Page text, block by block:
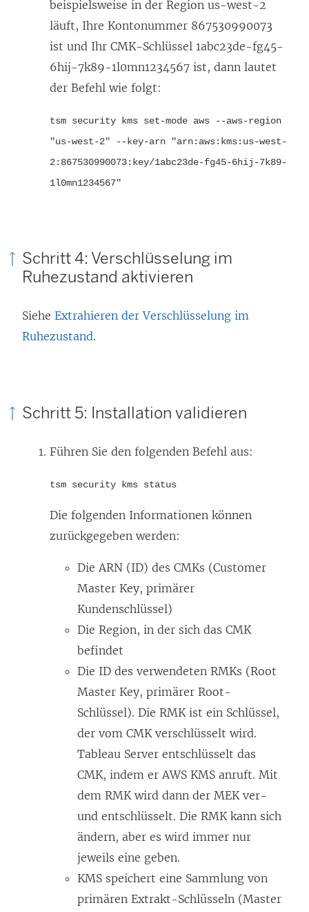
t
e
r
g
f
f
n
beispielsweise in der Region us-west-2
läuft, Ihre Kontonummer 867530990073
ist und Ihr CMK-Schlüssel 1abc23de-fg45-
6hij-7k89-1l0mn1234567 ist, dann lautet
der Befehl wie folgt:
tsm security kms set-mode aws --aws-region
"us-west-2" --key-arn "arn:aws:kms:us-west-
2:867530990073:key/1abc23de-fg45-6hij-7k89-
1l0mn1234567"
Schritt 4: Verschlüsselung im
Ruhezustand aktivieren
Siehe Extrahieren der Verschlüsselung im
Ruhezustand.
Schritt 5: Installation validieren
Führen Sie den folgenden Befehl aus:
tsm security kms status
Die folgenden Informationen können
zurückgegeben werden:
Die ARN (ID) des CMKs (Customer
Master Key, primärer
Kundenschlüssel)
Die Region, in der sich das CMK
befindet
Die ID des verwendeten RMKs (Root
Master Key, primärer Root-
Schlüssel). Die RMK ist ein Schlüssel,
der vom CMK verschlüsselt wird.
Tableau Server entschlüsselt das
CMK, indem er AWS KMS anruft. Mit
dem RMK wird dann der MEK ver-
und entschlüsselt. Die RMK kann sich
ändern, aber es wird immer nur
jeweils eine geben.
KMS speichert eine Sammlung von
primären Extrakt-Schlüsseln (Master